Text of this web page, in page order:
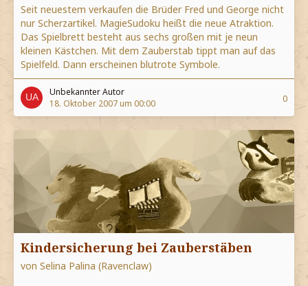
Seit neuestem verkaufen die Brüder Fred und George nicht
nur Scherzartikel. MagieSudoku heißt die neue Atraktion.
Das Spielbrett besteht aus sechs großen mit je neun
kleinen Kästchen. Mit dem Zauberstab tippt man auf das
Spielfeld. Dann erscheinen blutrote Symbole.
Unbekannter Autor
18. Oktober 2007 um 00:00
0
Kindersicherung bei Zauberstäben
von Selina Palina (Ravenclaw)